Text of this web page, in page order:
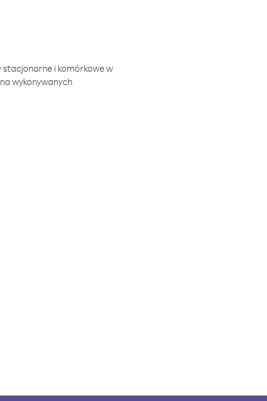
stacjonarne i komórkowe w
wykonywanych